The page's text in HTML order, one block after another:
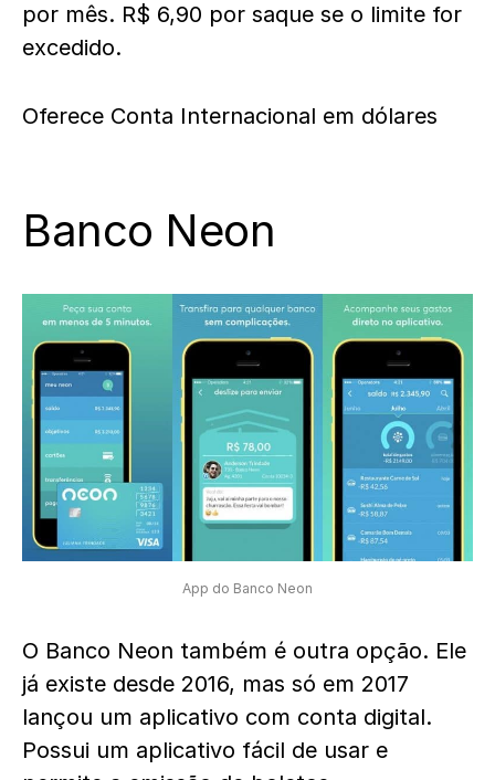
por mês. R$ 6,90 por saque se o limite for
excedido.
Oferece Conta Internacional em dólares
Banco Neon
App do Banco Neon
O Banco Neon também é outra opção. Ele
já existe desde 2016, mas só em 2017
lançou um aplicativo com conta digital.
Possui um aplicativo fácil de usar e